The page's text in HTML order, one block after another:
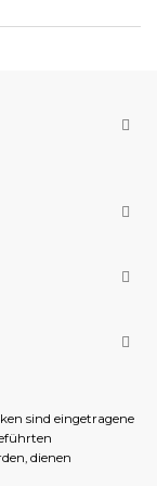
sind eingetragene
dienen